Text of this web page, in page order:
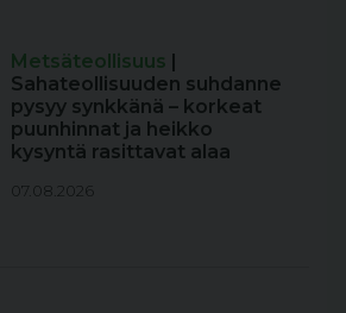
Metsäteollisuus
Sahateollisuuden suhdanne
pysyy synkkänä – korkeat
puunhinnat ja heikko
kysyntä rasittavat alaa
07.08.2026